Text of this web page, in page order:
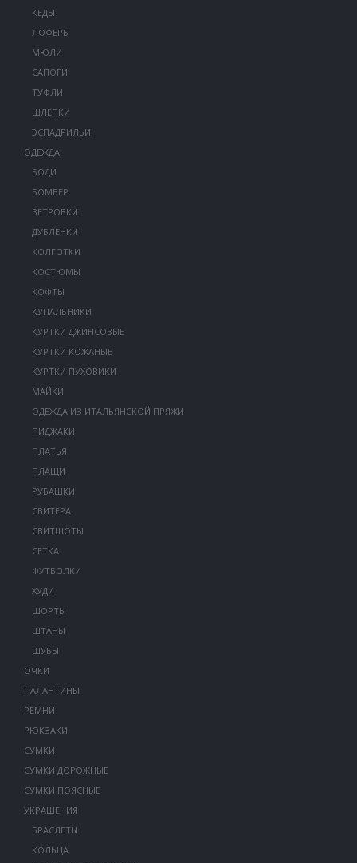
КЕДЫ
ЛОФЕРЫ
МЮЛИ
САПОГИ
ТУФЛИ
ШЛЕПКИ
ЭСПАДРИЛЬИ
ОДЕЖДА
БОДИ
БОМБЕР
ВЕТРОВКИ
ДУБЛЕНКИ
КОЛГОТКИ
КОСТЮМЫ
КОФТЫ
КУПАЛЬНИКИ
КУРТКИ ДЖИНСОВЫЕ
КУРТКИ КОЖАНЫЕ
КУРТКИ ПУХОВИКИ
МАЙКИ
ОДЕЖДА ИЗ ИТАЛЬЯНСКОЙ ПРЯЖИ
ПИДЖАКИ
ПЛАТЬЯ
ПЛАЩИ
РУБАШКИ
СВИТЕРА
СВИТШОТЫ
СЕТКА
ФУТБОЛКИ
ХУДИ
ШОРТЫ
ШТАНЫ
ШУБЫ
ОЧКИ
ПАЛАНТИНЫ
РЕМНИ
РЮКЗАКИ
СУМКИ
СУМКИ ДОРОЖНЫЕ
СУМКИ ПОЯСНЫЕ
УКРАШЕНИЯ
БРАСЛЕТЫ
КОЛЬЦА